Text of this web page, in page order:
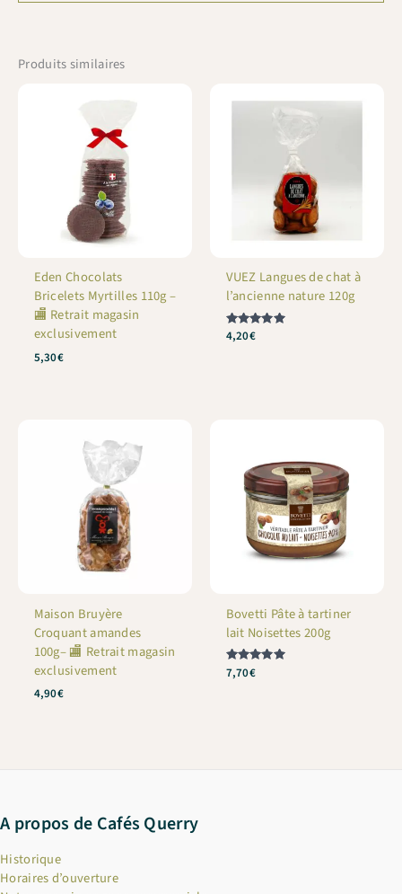
Produits similaires
Eden Chocolats
Bricelets Myrtilles 110g –
🏬 Retrait magasin
exclusivement
5,30€
VUEZ Langues de chat à
l’ancienne nature 120g
Note
4,20€
Maison Bruyère
Croquant amandes
100g– 🏬 Retrait magasin
exclusivement
4,90€
Bovetti Pâte à tartiner
lait Noisettes 200g
Note
5.00
7,70€
A propos de Cafés Querry
Historique
Horaires d’ouverture